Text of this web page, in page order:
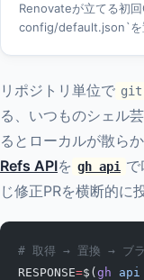
Renovateが立てる初
config/default.json`を
hostedの`org-
的に上書きして、
ました。
リポジトリ単位で git
る、いつものシェル
るとローカルが散らか
Refs APIを gh api で
じ修正PRを横断的に
# 取得 → 置換 → ブ
RESPONSE=$( gh api